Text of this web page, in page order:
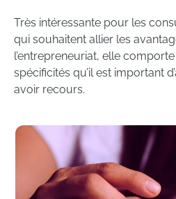
Très intéressante pour les
qui souhaitent allier les
l’entrepreneuriat, elle
spécificités qu’il est important
avoir recours.